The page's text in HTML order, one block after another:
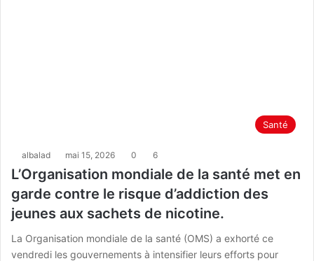
Santé
albalad mai 15, 2026 0 6
L’Organisation mondiale de la santé met en
garde contre le risque d’addiction des
jeunes aux sachets de nicotine.
La Organisation mondiale de la santé (OMS) a exhorté ce
vendredi les gouvernements à intensifier leurs efforts pour